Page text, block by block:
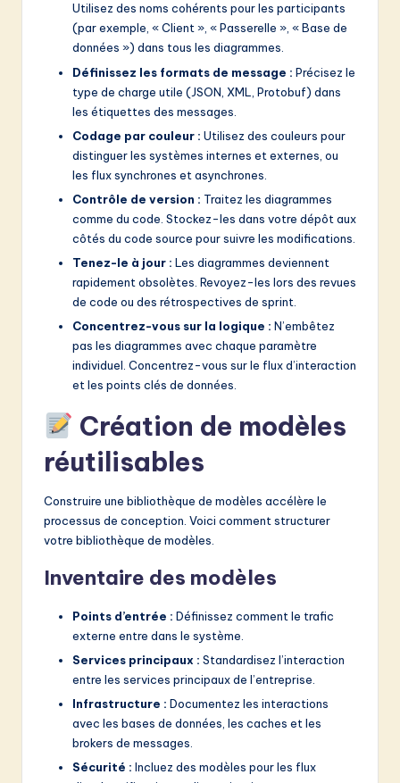
Utilisez des noms cohérents pour les participants
(par exemple, « Client », « Passerelle », « Base de
données ») dans tous les diagrammes.
Définissez les formats de message : Précisez le
type de charge utile (JSON, XML, Protobuf) dans
les étiquettes des messages.
Codage par couleur : Utilisez des couleurs pour
distinguer les systèmes internes et externes, ou
les flux synchrones et asynchrones.
Contrôle de version : Traitez les diagrammes
comme du code. Stockez-les dans votre dépôt aux
côtés du code source pour suivre les modifications.
Tenez-le à jour : Les diagrammes deviennent
rapidement obsolètes. Revoyez-les lors des revues
de code ou des rétrospectives de sprint.
Concentrez-vous sur la logique : N’embêtez
pas les diagrammes avec chaque paramètre
individuel. Concentrez-vous sur le flux d’interaction
et les points clés de données.
Création de modèles
réutilisables
Construire une bibliothèque de modèles accélère le
processus de conception. Voici comment structurer
votre bibliothèque de modèles.
Inventaire des modèles
Points d’entrée : Définissez comment le trafic
externe entre dans le système.
Services principaux : Standardisez l’interaction
entre les services principaux de l’entreprise.
Infrastructure : Documentez les interactions
avec les bases de données, les caches et les
brokers de messages.
Sécurité : Incluez des modèles pour les flux